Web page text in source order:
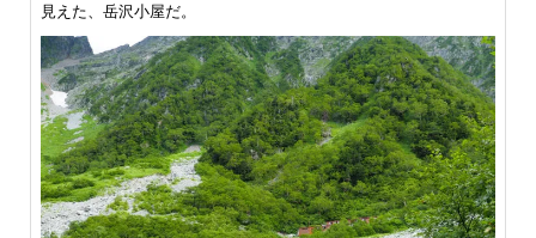
見えた、岳沢小屋だ。